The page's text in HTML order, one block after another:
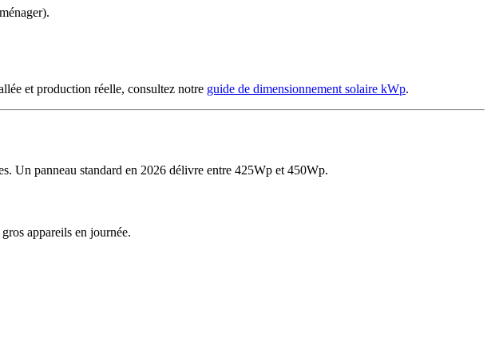
et production réelle, consultez notre guide de dimensionnement solaire kWp.
Un panneau standard en 2026 délivre entre 425Wp et 450Wp.
appareils en journée.